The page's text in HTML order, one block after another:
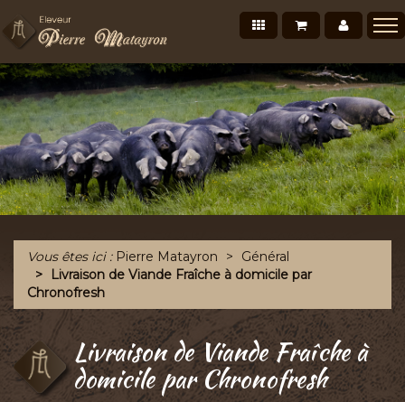
Mon
Mon panier
Nos produits
Présentation
Points de vente Professionnels
Recettes et conseils
Photos/Vidéos
Salons et évènements
Chronofresh France
A découvrir
Vous êtes ici : Pierre Matayron
Général
Livraison de Viande Fraîche à domicile par
Chronofresh
Livraison de Viande Fraîche à
domicile par Chronofresh